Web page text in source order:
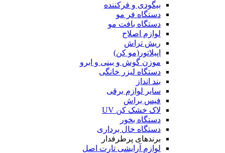
بیگودی و فرکننده
دستگاه فر مو
دستگاه بافت مو
لوازم اصلاح
ریش تراش
اپیلاتور(مو کن)
موزن گوش و بینی و ابرو
دستگاه لیزر خانگی
بند انداز
سایر لوازم برقی
فیس براش
لاک خشک کن UV
دستگاه بخور
دستگاه خال برداری
برندهای پرطرفدار
لوازم آرایشی تارت اصل